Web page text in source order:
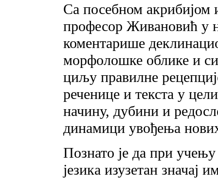
Ca посебном
професор Живановић у
коментарише
морфолошке облике и
циљу правилне
реченице и текста у
начину, дубини и
динамици увођења
Познато је да при
језика изузетан значај